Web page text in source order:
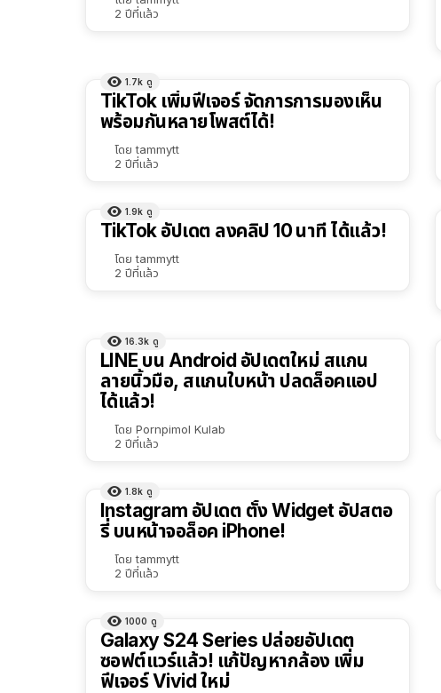
2 ปีที่แล้ว
1.7k ดู
TikTok เพิ่มฟีเจอร์ จัดการการมองเห็น
พร้อมกันหลายโพสต์ได้!
โดย tammytt
2 ปีที่แล้ว
1.9k ดู
TikTok อัปเดต ลงคลิป 10 นาที ได้แล้ว!
โดย tammytt
2 ปีที่แล้ว
16.3k ดู
LINE บน Android อัปเดตใหม่ สแกน
ลายนิ้วมือ, สแกนใบหน้า ปลดล็อคแอป
ได้แล้ว!
โดย Pornpimol Kulab
2 ปีที่แล้ว
1.8k ดู
Instagram อัปเดต ตั้ง Widget อัปสตอ
รี่ บนหน้าจอล็อค iPhone!
โดย tammytt
2 ปีที่แล้ว
1000 ดู
Galaxy S24 Series ปล่อยอัปเดต
ซอฟต์แวร์แล้ว! แก้ปัญหากล้อง เพิ่ม
ฟีเจอร์ Vivid ใหม่